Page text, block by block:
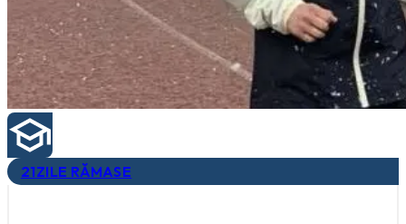
21ZILE RĂMASE